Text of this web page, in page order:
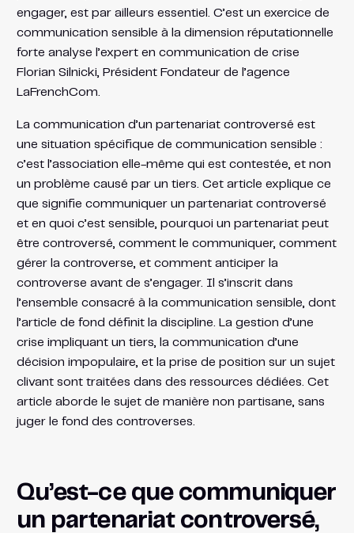
engager, est par ailleurs essentiel. C’est un exercice de
communication sensible à la dimension réputationnelle
forte analyse l’expert en communication de crise
Florian Silnicki, Président Fondateur de l’agence
LaFrenchCom.
La communication d’un partenariat controversé est
une situation spécifique de communication sensible :
c’est l’association elle-même qui est contestée, et non
un problème causé par un tiers. Cet article explique ce
que signifie communiquer un partenariat controversé
et en quoi c’est sensible, pourquoi un partenariat peut
être controversé, comment le communiquer, comment
gérer la controverse, et comment anticiper la
controverse avant de s’engager. Il s’inscrit dans
l’ensemble consacré à la communication sensible, dont
l’article de fond définit la discipline. La gestion d’une
crise impliquant un tiers, la communication d’une
décision impopulaire, et la prise de position sur un sujet
clivant sont traitées dans des ressources dédiées. Cet
article aborde le sujet de manière non partisane, sans
juger le fond des controverses.
Qu’est-ce que communiquer
un partenariat controversé,